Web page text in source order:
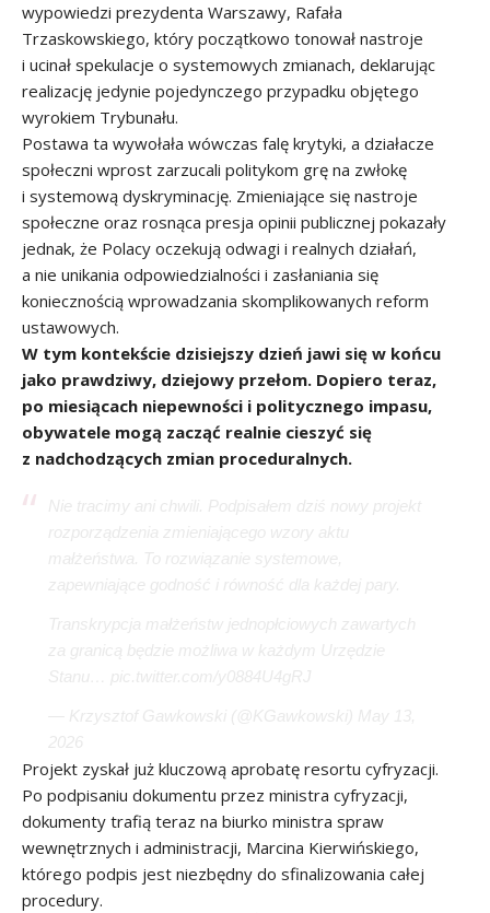
wypowiedzi prezydenta Warszawy, Rafała
Trzaskowskiego, który początkowo tonował nastroje
i ucinał spekulacje o systemowych zmianach, deklarując
realizację jedynie pojedynczego przypadku objętego
wyrokiem Trybunału.
Postawa ta wywołała wówczas falę krytyki, a działacze
społeczni wprost zarzucali politykom grę na zwłokę
i systemową dyskryminację. Zmieniające się nastroje
społeczne oraz rosnąca presja opinii publicznej pokazały
jednak, że Polacy oczekują odwagi i realnych działań,
a nie unikania odpowiedzialności i zasłaniania się
koniecznością wprowadzania skomplikowanych reform
ustawowych.
W tym kontekście dzisiejszy dzień jawi się w końcu
jako prawdziwy, dziejowy przełom. Dopiero teraz,
po miesiącach niepewności i politycznego impasu,
obywatele mogą zacząć realnie cieszyć się
z nadchodzących zmian proceduralnych.
Projekt zyskał już kluczową aprobatę resortu cyfryzacji.
Po podpisaniu dokumentu przez ministra cyfryzacji,
dokumenty trafią teraz na biurko ministra spraw
wewnętrznych i administracji, Marcina Kierwińskiego,
którego podpis jest niezbędny do sfinalizowania całej
procedury.